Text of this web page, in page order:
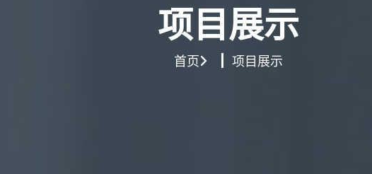
项目展示
首页 项目展示